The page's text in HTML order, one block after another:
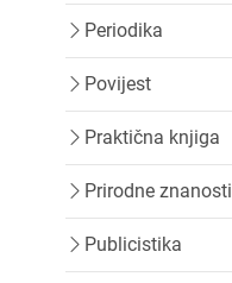
Periodika
Povijest
Praktična knjiga
Prirodne znanosti
Publicistika